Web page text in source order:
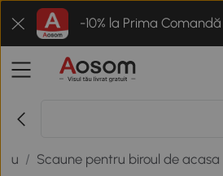
-10% la Prima Comandă
/ Scaune pentru biroul de acasa